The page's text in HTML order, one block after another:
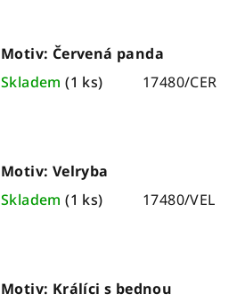
Motiv: Červená panda
Skladem(1 ks) 17480/CER
Motiv: Velryba
Skladem(1 ks) 17480/VEL
Motiv: Králíci s bednou